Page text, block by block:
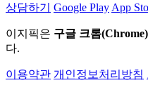
상담하기 Google Play App
이지픽은 구글 크롬
다.
이용약관 개인정보처리방침